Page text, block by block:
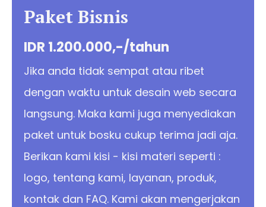
Paket Bisnis
IDR 1.200.000,-/tahun
Jika anda tidak sempat atau ribet
dengan waktu untuk desain web secara
langsung. Maka kami juga menyediakan
paket untuk bosku cukup terima jadi aja.
Berikan kami kisi - kisi materi seperti :
logo, tentang kami, layanan, produk,
kontak dan FAQ. Kami akan mengerjakan